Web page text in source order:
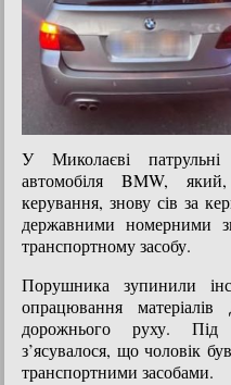
У Миколаєві патрульні
автомобіля BMW,
керування, знову сів за
державними номерними
транспортному засобу.
Порушника зупинили
опрацювання
дорожнього руху. Під
з’ясувалося, що чоловік
транспортними засобами.